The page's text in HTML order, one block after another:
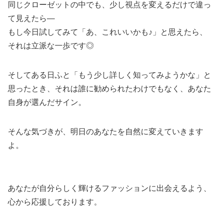
同じクローゼットの中でも、少し視点を変えるだけで違っ
て見えたら—
もし今日試してみて「あ、これいいかも♪」と思えたら、
それは立派な一歩です◎
そしてある日ふと「もう少し詳しく知ってみようかな」と
思ったとき、それは誰に勧められたわけでもなく、あなた
自身が選んだサイン。
そんな気づきが、明日のあなたを自然に変えていきます
よ。
あなたが自分らしく輝けるファッションに出会えるよう、
心から応援しております。